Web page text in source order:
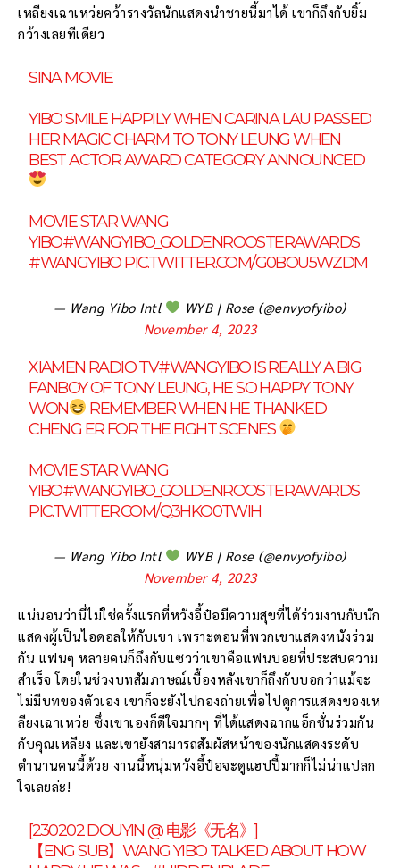
เหลียงเฉาเหว่ยคว้ารางวัลนักแสดงนำชายนี้มาได้ เขาก็ถึงกับยิ้ม
กว้างเลยทีเดียว
SINA MOVIE
YIBO SMILE HAPPILY WHEN CARINA LAU PASSED
HER MAGIC CHARM TO TONY LEUNG WHEN
BEST ACTOR AWARD CATEGORY ANNOUNCED
MOVIE STAR WANG
YIBO#WANGYIBO_GOLDENROOSTERAWARDS
#WANGYIBOPIC.TWITTER.COM/G0BOU5WZDM
— Wang Yibo Intl
WYB | Rose (@envyofyibo)
November 4, 2023
XIAMEN RADIO TV#WANGYIBOIS REALLY A BIG
FANBOY OF TONY LEUNG, HE SO HAPPY TONY
WON
REMEMBER WHEN HE THANKED
CHENG ER FOR THE FIGHT SCENES
MOVIE STAR WANG
YIBO#WANGYIBO_GOLDENROOSTERAWARDS
PIC.TWITTER.COM/Q3HKO0TWIH
— Wang Yibo Intl
WYB | Rose (@envyofyibo)
November 4, 2023
แน่นอนว่านี่ไม่ใช่ครั้งแรกที่หวังอี้ป๋อมีความสุขที่ได้ร่วมงานกับนัก
แสดงผู้เป็นไอดอลให้กับเขา เพราะตอนที่พวกเขาแสดงหนังร่วม
กัน แฟนๆ หลายคนก็ถึงกับแซวว่าเขาคือแฟนบอยที่ประสบความ
สำเร็จ โดยในช่วงบทสัมภาษณ์เบื้องหลังเขาก็ถึงกับบอกว่าแม้จะ
ไม่มีบทของตัวเอง เขาก็จะยังไปกองถ่ายเพื่อไปดูการแสดงของเห
ลียงเฉาเหว่ย ซึ่งเขาเองก็ดีใจมากๆ ที่ได้แสดงฉากแอ็กชั่นร่วมกัน
กับคุณเหลียง และเขายังสามารถสัมผัสหน้าของนักแสดงระดับ
ตำนานคนนี้ด้วย งานนี้หนุ่มหวังอี้ป๋อจะดูแฮปปี้มากก็ไม่น่าแปลก
ใจเลยล่ะ!
[230202 DOUYIN @ 电影《无名》]
【ENG SUB】WANG YIBO TALKED ABOUT HOW